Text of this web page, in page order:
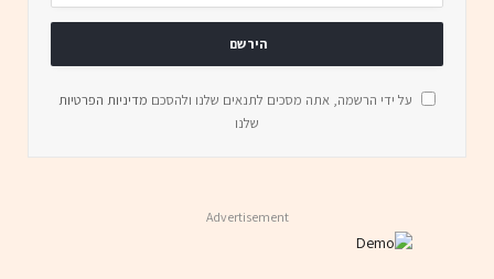
על ידי הרשמה, אתה מסכים לתנאים שלנו ולהסכם מדיניות הפרטיות
שלנו
Advertisement